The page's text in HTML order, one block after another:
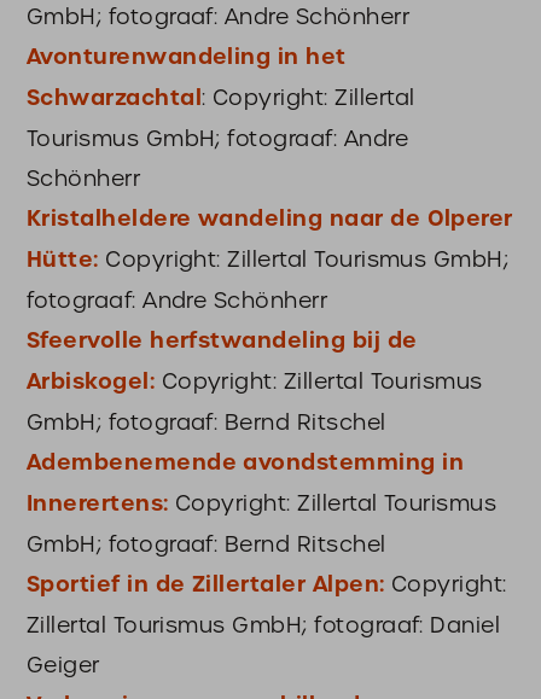
GmbH; fotograaf: Andre Schönherr
Avonturenwandeling in het
Schwarzachtal: Copyright: Zillertal
Tourismus GmbH; fotograaf: Andre
Schönherr
Kristalheldere wandeling naar de Olperer
Hütte: Copyright: Zillertal Tourismus GmbH;
fotograaf: Andre Schönherr
Sfeervolle herfstwandeling bij de
Arbiskogel: Copyright: Zillertal Tourismus
GmbH; fotograaf: Bernd Ritschel
Adembenemende avondstemming in
Innerertens: Copyright: Zillertal Tourismus
GmbH; fotograaf: Bernd Ritschel
Sportief in de Zillertaler Alpen: Copyright:
Zillertal Tourismus GmbH; fotograaf: Daniel
Geiger